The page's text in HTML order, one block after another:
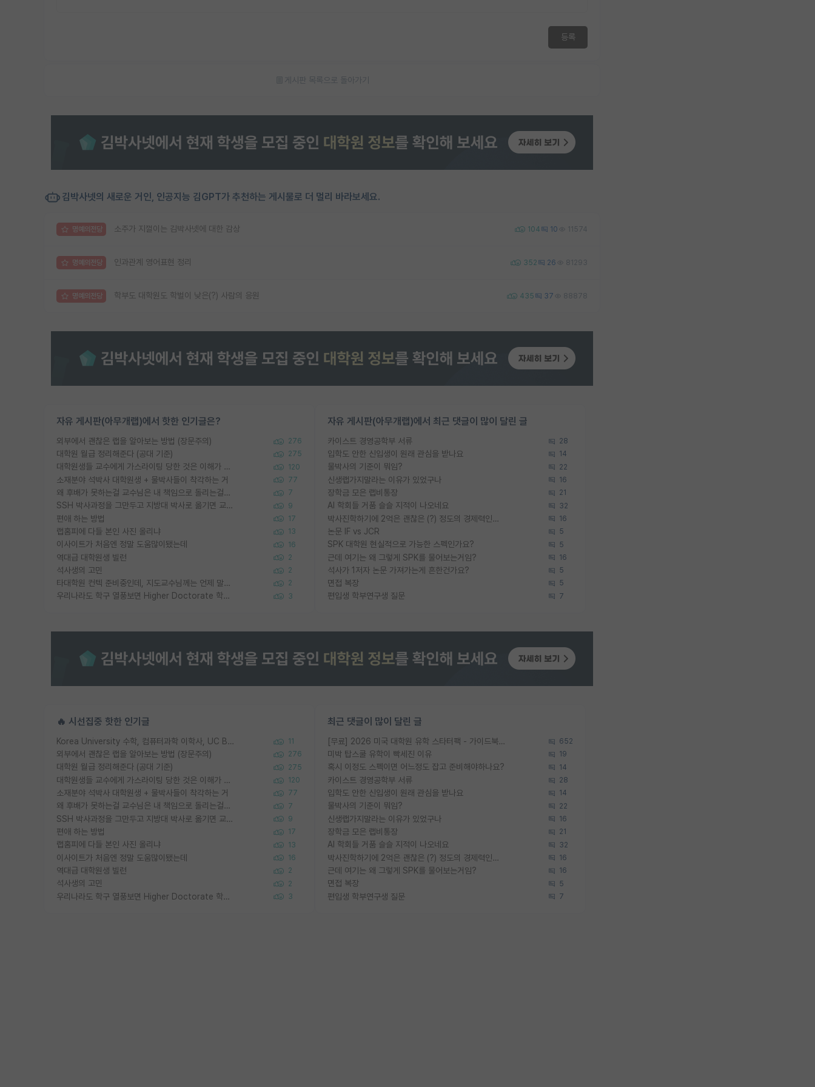
등록
게시판 목록으로 돌아가기
김박사넷의 새로운 거인, 인공지능 김GPT가 추천하는 게시물로 더 멀리 바라보세요.
명예의전당 소주가 지껄이는 김박사넷에 대한 감상 104 10 11574
명예의전당 인과관계 영어표현 정리 352 26 81293
명예의전당 학부도 대학원도 학벌이 낮은(?) 사람의 응원 435 37 88878
자유 게시판(아무개랩)에서 핫한 인기글은?
외부에서 괜찮은 랩을 알아보는 방법 (장문주의) 276
대학원 월급 정리해준다 (공대 기준) 275
대학원생들 교수에게 가스라이팅 당한 것은 이해가 갑니다. 안타깝네요. 120
소재분야 석박사 대학원생 + 물박사들이 착각하는 거 77
왜 후배가 못하는걸 교수님은 내 책임으로 돌리는걸까요? 7
SSH 박사과정을 그만두고 지방대 박사로 옮기면 교수의 꿈은 끝일까요? 9
편애 하는 방법 17
랩홈피에 다들 본인 사진 올리냐 13
이사이트가 처음엔 정말 도움많이됐는데 16
역대급 대학원생 빌런 2
석사생의 고민 2
타대학원 컨텍 준비중인데, 지도교수님께는 언제 말씀드려야 할까요? 2
우리나라도 학구 열풍보면 Higher Doctorate 학위가 필요하다고 봅니다. 3
자유 게시판(아무개랩)에서 최근 댓글이 많이 달린 글
카이스트 경영공학부 서류 28
입학도 안한 신입생이 원래 관심을 받나요 14
물박사의 기준이 뭐임? 22
신생랩가지말라는 이유가 있었구나 16
장학금 모은 랩비통장 21
AI 학회들 거품 슬슬 지적이 나오네요 32
박사진학하기에 2억은 괜찮은 (?) 정도의 경제력인가요 16
논문 IF vs JCR 5
SPK 대학원 현실적으로 가능한 스펙인가요? 5
근데 여기는 왜 그렇게 SPK를 물어보는거임? 16
석사가 1저자 논문 가져가는게 흔한건가요? 5
면접 복장 5
편입생 학부연구생 질문 7
🔥 시선집중 핫한 인기글
Korea University 수학, 컴퓨터과학 이학사, UC Berkeley 산업공학 대학원 공학박사가 되는 것은 쉽지 않겠죠? 11
외부에서 괜찮은 랩을 알아보는 방법 (장문주의) 276
대학원 월급 정리해준다 (공대 기준) 275
대학원생들 교수에게 가스라이팅 당한 것은 이해가 갑니다. 안타깝네요. 120
소재분야 석박사 대학원생 + 물박사들이 착각하는 거 77
왜 후배가 못하는걸 교수님은 내 책임으로 돌리는걸까요? 7
SSH 박사과정을 그만두고 지방대 박사로 옮기면 교수의 꿈은 끝일까요? 9
편애 하는 방법 17
랩홈피에 다들 본인 사진 올리냐 13
이사이트가 처음엔 정말 도움많이됐는데 16
역대급 대학원생 빌런 2
석사생의 고민 2
우리나라도 학구 열풍보면 Higher Doctorate 학위가 필요하다고 봅니다. 3
최근 댓글이 많이 달린 글
[무료] 2026 미국 대학원 유학 스타터팩 - 가이드북 & 합격자 컨택메일 템플릿 652
미박 탑스쿨 유학이 빡세진 이유 19
혹시 이정도 스펙이면 어느정도 잡고 준비해야하나요? 14
카이스트 경영공학부 서류 28
입학도 안한 신입생이 원래 관심을 받나요 14
물박사의 기준이 뭐임? 22
신생랩가지말라는 이유가 있었구나 16
장학금 모은 랩비통장 21
AI 학회들 거품 슬슬 지적이 나오네요 32
박사진학하기에 2억은 괜찮은 (?) 정도의 경제력인가요 16
근데 여기는 왜 그렇게 SPK를 물어보는거임? 16
면접 복장 5
편입생 학부연구생 질문 7